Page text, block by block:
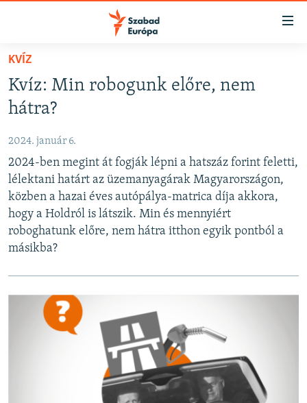
Akadálymentes
Ugrás
fő
oldalra
tartalomjegyzékre
Ugrás
keresésre
AKTUÁLIS
VIDEÓK
ELEMZŐ
NER15
SZABADON
TÁRSADALOM
A PÉNZ NYOMÁBAN
EURÓPAI UNIÓ
A MÚLT TANULSÁGAI
KVÍZ
Kvíz: Min robogunk előre, nem
hátra?
2024. január 6.
2024-ben megint át fogják lépni a hatszáz forint feletti,
lélektani határt az üzemanyagárak Magyarországon,
közben a hazai éves autópálya-matrica díja akkora,
hogy a Holdról is látszik. Min és mennyiért
roboghatunk előre, nem hátra itthon egyik pontból a
másikba?
Spotify
Feliratkozás